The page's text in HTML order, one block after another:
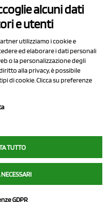
Vignola 315/1
(MO)
208553
alcuni dati
e utenti
utilizziamo i cookie e
ed elaborare i dati personali
o la personalizzazione degli
alla privacy, è possibile
di cookie. Clicca su preferenze
TUTTO
GDPR